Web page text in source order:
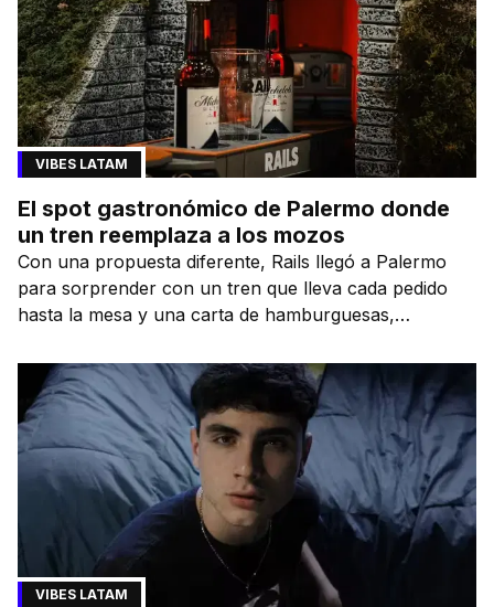
VIBES LATAM
El spot gastronómico de Palermo donde
un tren reemplaza a los mozos
Con una propuesta diferente, Rails llegó a Palermo
para sorprender con un tren que lleva cada pedido
hasta la mesa y una carta de hamburguesas,
VIBES LATAM